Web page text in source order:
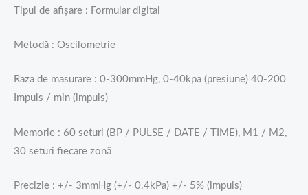
Tipul de afișare : Formular digital
Metodă : Oscilometrie
Raza de masurare : 0-300mmHg, 0-40kpa (presiune) 40-200
Impuls / min (impuls)
Memorie : 60 seturi (BP / PULSE / DATE / TIME), M1 / M2,
30 seturi fiecare zonă
Precizie : +/- 3mmHg (+/- 0.4kPa) +/- 5% (impuls)